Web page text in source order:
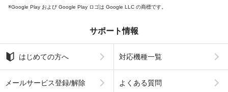
Google Play および Google Play ロゴは Google LLC の商標です。
サポート情報
はじめての方へ 対応機種一覧
メールサービス登録/解除 よくある質問